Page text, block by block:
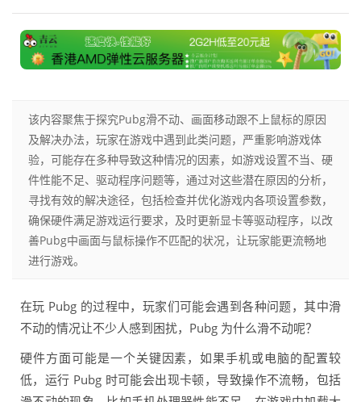
该内容聚焦于探究Pubg滑不动、画面移动跟不上鼠标的原因
及解决办法，玩家在游戏中遇到此类问题，严重影响游戏体
验，可能存在多种导致这种情况的因素，如游戏设置不当、硬
件性能不足、驱动程序问题等，通过对这些潜在原因的分析，
寻找有效的解决途径，包括检查并优化游戏内各项设置参数，
确保硬件满足游戏运行要求，及时更新显卡等驱动程序，以改
善Pubg中画面与鼠标操作不匹配的状况，让玩家能更流畅地
进行游戏。
在玩 Pubg 的过程中，玩家们可能会遇到各种问题，其中滑
不动的情况让不少人感到困扰，Pubg 为什么滑不动呢？
硬件方面可能是一个关键因素，如果手机或电脑的配置较
低，运行 Pubg 时可能会出现卡顿，导致操作不流畅，包括